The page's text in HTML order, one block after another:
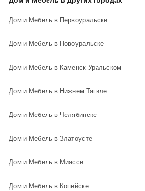
Дом и Мебель в Первоуральске
Дом и Мебель в Новоуральске
Дом и Мебель в Каменск-Уральском
Дом и Мебель в Нижнем Тагиле
Дом и Мебель в Челябинске
Дом и Мебель в Златоусте
Дом и Мебель в Миассе
Дом и Мебель в Копейске